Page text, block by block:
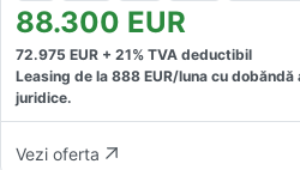
88.300 EUR
72.975 EUR + 21% TVA deductibil
Leasing de la 888 EUR/luna cu dobăndă
juridice.
Vezi oferta